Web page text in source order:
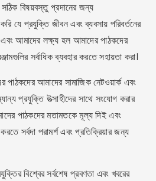
বিষয়বস্তু প্রদানের জন্য
যে প্রযুক্তি জীবন এবং ব্যবসায় পরিবর্তনের
আমাদের লক্ষ্য হল আমাদের পাঠকদের
সর্বাধিক ব্যবহার করতে সহায়তা করা।
আমাদের সামাজিক নেটওয়ার্ক এবং
প্রযুক্তি উত্সাহীদের সাথে সংযোগ করার
পাঠকদের মতামতকে মূল্য দিই এবং
সর্বদা পরামর্শ এবং প্রতিক্রিয়ার জন্য
বিশ্বের সর্বশেষ প্রবণতা এবং খবরের